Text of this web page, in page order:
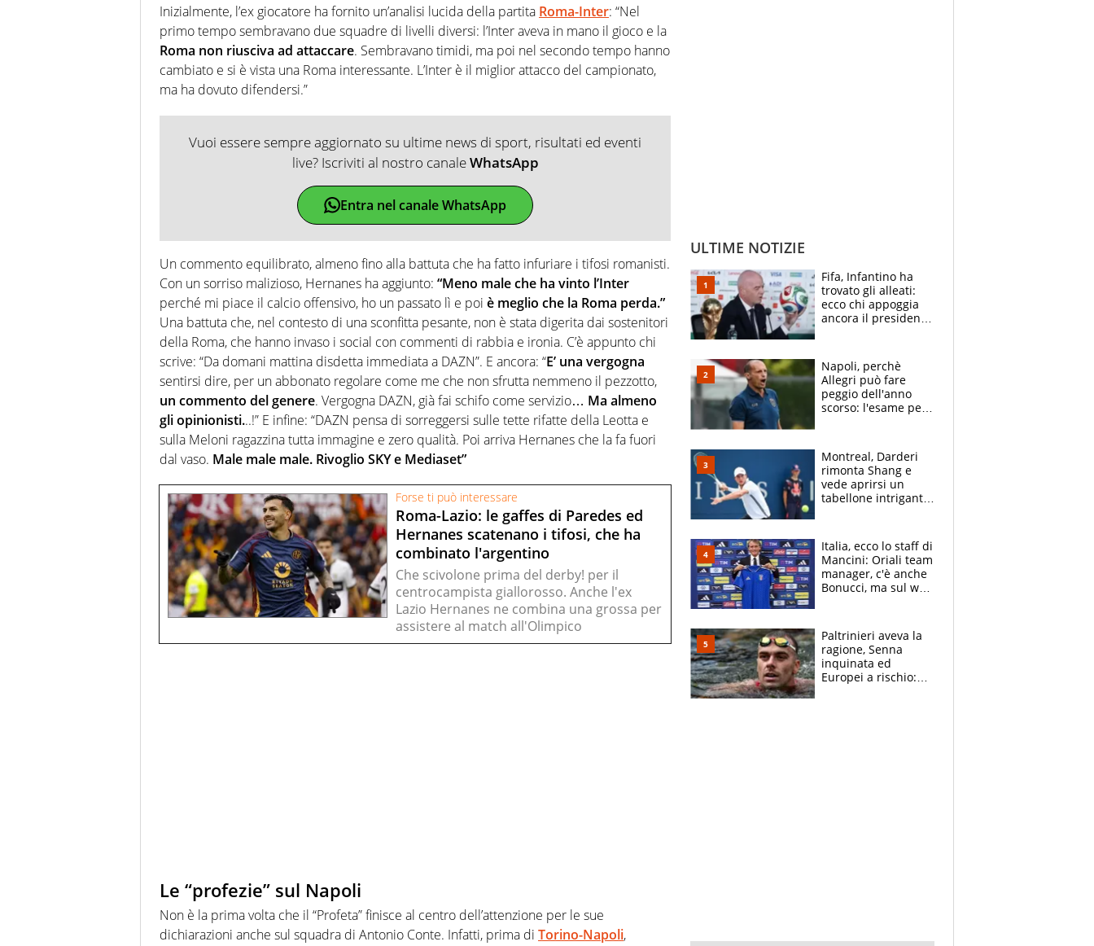
Inizialmente, l’ex giocatore ha fornito un’analisi lucida della partita Roma-Inter: “Nel
primo tempo sembravano due squadre di livelli diversi: l’Inter aveva in mano il gioco e la
Roma non riusciva ad attaccare. Sembravano timidi, ma poi nel secondo tempo hanno
cambiato e si è vista una Roma interessante. L’Inter è il miglior attacco del campionato,
ma ha dovuto difendersi.”
Vuoi essere sempre aggiornato su ultime news di sport, risultati ed eventi
live? Iscriviti al nostro canaleWhatsApp
Entra nel canale WhatsApp
Un commento equilibrato, almeno fino alla battuta che ha fatto infuriare i tifosi romanisti.
Con un sorriso malizioso, Hernanes ha aggiunto: “Meno male che ha vinto l’Inter
perché mi piace il calcio offensivo, ho un passato lì e poi è meglio che la Roma perda.”
Una battuta che, nel contesto di una sconfitta pesante, non è stata digerita dai sostenitori
della Roma, che hanno invaso i social con commenti di rabbia e ironia. C’è appunto chi
scrive: “Da domani mattina disdetta immediata a DAZN”. E ancora: “E’ una vergogna
sentirsi dire, per un abbonato regolare come me che non sfrutta nemmeno il pezzotto,
un commento del genere. Vergogna DAZN, già fai schifo come servizio… Ma almeno
gli opinionisti...!” E infine: “DAZN pensa di sorreggersi sulle tette rifatte della Leotta e
sulla Meloni ragazzina tutta immagine e zero qualità. Poi arriva Hernanes che la fa fuori
dal vaso. Male male male. Rivoglio SKY e Mediaset”
Forse ti può interessare
Roma-Lazio: le gaffes di Paredes ed
Hernanes scatenano i tifosi, che ha
combinato l'argentino
Che scivolone prima del derby! per il
centrocampista giallorosso. Anche l'ex
Lazio Hernanes ne combina una grossa per
assistere al match all'Olimpico
Le “profezie” sul Napoli
Non è la prima volta che il “Profeta” finisce al centro dell’attenzione per le sue
dichiarazioni anche sul squadra di Antonio Conte. Infatti, prima di Torino-Napoli,
ULTIME NOTIZIE
Fifa, Infantino ha
trovato gli alleati:
ecco chi appoggia
ancora il presidente
Napoli, perchè
Allegri può fare
peggio dell'anno
scorso: l'esame per
Monopoly
Montreal, Darderi
rimonta Shang e
vede aprirsi un
tabellone intrigante:
felice del mio livello"
Italia, ecco lo staff di
Mancini: Oriali team
manager, c'è anche
Bonucci, ma sul web
Paltrinieri aveva la
ragione, Senna
inquinata ed
Europei a rischio: